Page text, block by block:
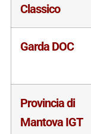
Classico
Garda DOC
Provincia di
Mantova IGT